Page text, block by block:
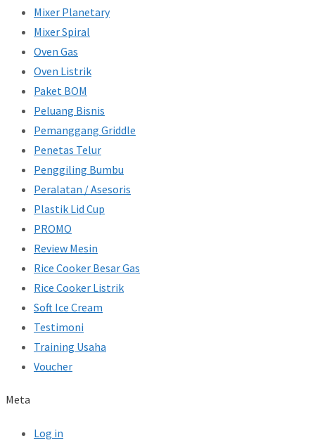
Mixer Planetary
Mixer Spiral
Oven Gas
Oven Listrik
Paket BOM
Peluang Bisnis
Pemanggang Griddle
Penetas Telur
Penggiling Bumbu
Peralatan / Asesoris
Plastik Lid Cup
PROMO
Review Mesin
Rice Cooker Besar Gas
Rice Cooker Listrik
Soft Ice Cream
Testimoni
Training Usaha
Voucher
Meta
Log in